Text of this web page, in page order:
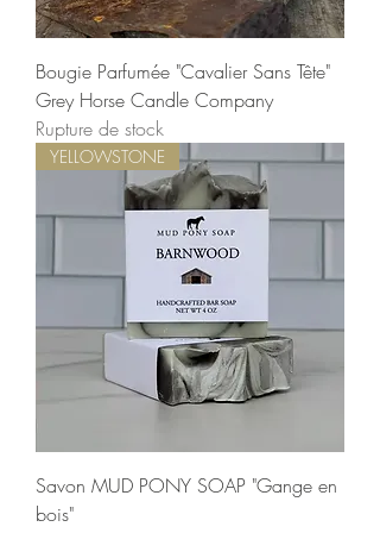
Bougie Parfumée "Cavalier Sans Tête"
Grey Horse Candle Company
Rupture de stock
YELLOWSTONE
Savon MUD PONY SOAP "Gange en
bois"